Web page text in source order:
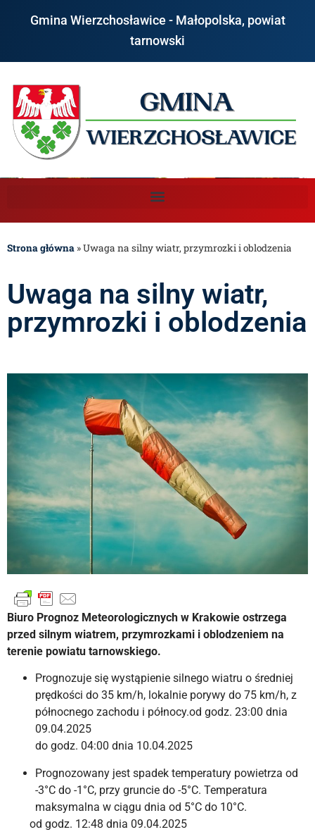
Gmina Wierzchosławice - Małopolska, powiat
tarnowski
Strona główna »Uwaga na silny wiatr, przymrozki i oblodzenia
Uwaga na silny wiatr,
przymrozki i oblodzenia
Biuro Prognoz Meteorologicznych w Krakowie ostrzega
przed silnym wiatrem, przymrozkami i oblodzeniem na
terenie powiatu tarnowskiego.
Prognozuje się wystąpienie silnego wiatru o średniej
prędkości do 35 km/h, lokalnie porywy do 75 km/h, z
północnego zachodu i północy.od godz. 23:00 dnia
09.04.2025
do godz. 04:00 dnia 10.04.2025
Prognozowany jest spadek temperatury powietrza od
-3°C do -1°C, przy gruncie do -5°C. Temperatura
maksymalna w ciągu dnia od 5°C do 10°C.
od godz. 12:48 dnia 09.04.2025